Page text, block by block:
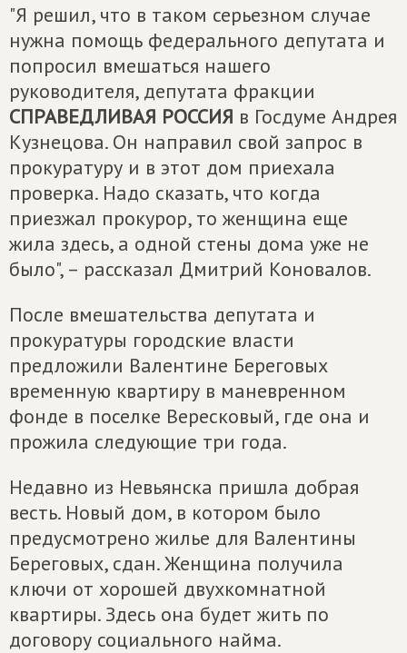
"Я решил, что в таком серьезном случае
нужна помощь федерального депутата и
попросил вмешаться нашего
руководителя, депутата фракции
СПРАВЕДЛИВАЯ РОССИЯ в Госдуме Андрея
Кузнецова. Он направил свой запрос в
прокуратуру и в этот дом приехала
проверка. Надо сказать, что когда
приезжал прокурор, то женщина еще
жила здесь, а одной стены дома уже не
было", – рассказал Дмитрий Коновалов.
После вмешательства депутата и
прокуратуры городские власти
предложили Валентине Береговых
временную квартиру в маневренном
фонде в поселке Вересковый, где она и
прожила следующие три года.
Недавно из Невьянска пришла добрая
весть. Новый дом, в котором было
предусмотрено жилье для Валентины
Береговых, сдан. Женщина получила
ключи от хорошей двухкомнатной
квартиры. Здесь она будет жить по
договору социального найма.